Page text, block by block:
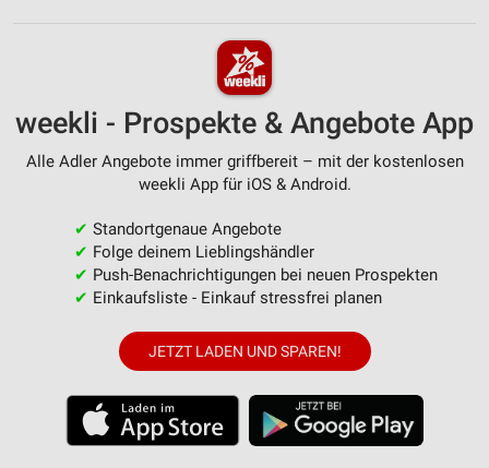
weekli - Prospekte & Angebote App
Alle Adler Angebote immer griffbereit – mit der kostenlosen
weekli App für iOS & Android.
✔ Standortgenaue Angebote
✔ Folge deinem Lieblingshändler
✔ Push-Benachrichtigungen bei neuen Prospekten
✔ Einkaufsliste - Einkauf stressfrei planen
JETZT LADEN UND SPAREN!